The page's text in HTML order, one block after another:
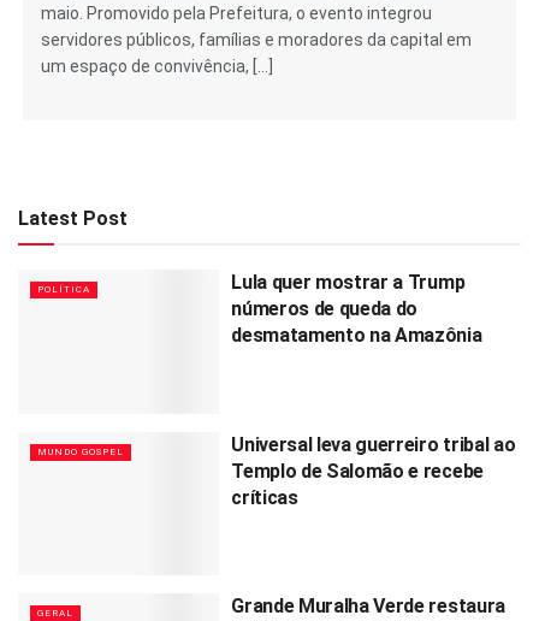
maio. Promovido pela Prefeitura, o evento integrou
servidores públicos, famílias e moradores da capital em
um espaço de convivência, […]
Latest Post
POLÍTICA
Lula quer mostrar a Trump
números de queda do
desmatamento na Amazônia
MUNDO GOSPEL
Universal leva guerreiro tribal ao
Templo de Salomão e recebe
críticas
GERAL
Grande Muralha Verde restaura